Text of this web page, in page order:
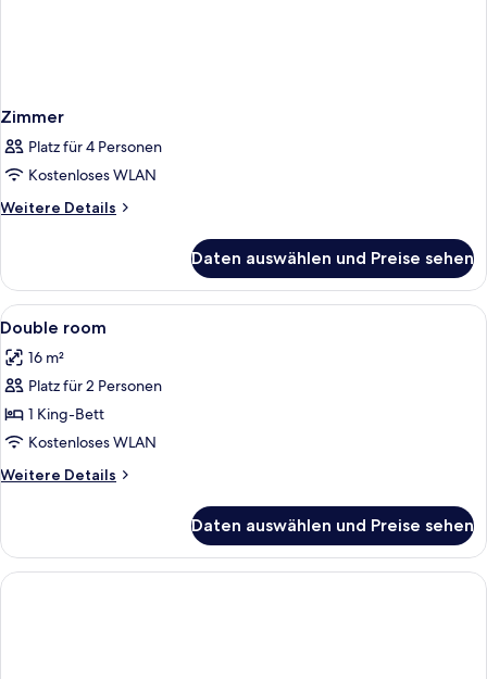
Zimmer
Platz für 4 Personen
Kostenloses WLAN
Weitere Details
Weitere
Daten auswählen und Preise sehen
Alle
Fotos
für
Double
room
anzeigen
Schreibtisch, laptopgeeigneter
1
Double room
16 m²
Platz für 2 Personen
1 King-Bett
Kostenloses WLAN
Weitere Details
Weitere
room
Daten auswählen und Preise sehen